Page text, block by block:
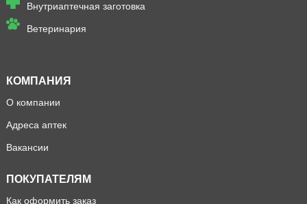
Внутриаптечная заготовка
Ветеринария
КОМПАНИЯ
О компании
Адреса аптек
Вакансии
ПОКУПАТЕЛЯМ
Как оформить заказ